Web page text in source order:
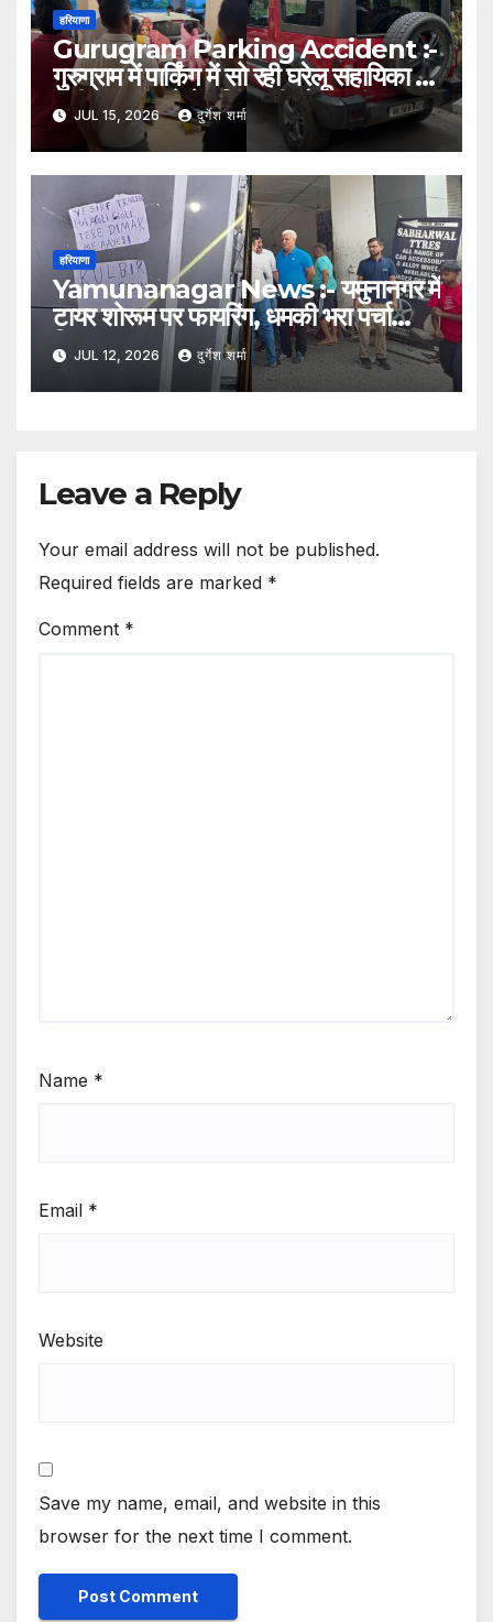
हरियाणा
Gurugram Parking Accident :-
गुरुग्राम में पार्किंग में सो रही घरेलू सहायिका पर
चढ़ी थार, हादसे में महिला की मौत
JUL 15, 2026 दुर्गेश शर्मा
हरियाणा
Yamunanagar News :- यमुनानगर में
टायर शोरूम पर फायरिंग, धमकी भरा पर्चा
चिपकाकर फरार हुए हमलावर
JUL 12, 2026 दुर्गेश शर्मा
Leave a Reply
Your email address will not be published.
Required fields are marked *
Comment *
Name *
Email *
Website
Save my name, email, and website in this
browser for the next time I comment.